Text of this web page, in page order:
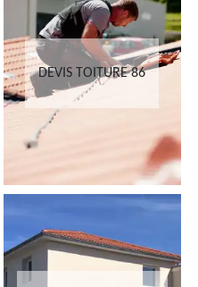
DEVIS TOITURE 86